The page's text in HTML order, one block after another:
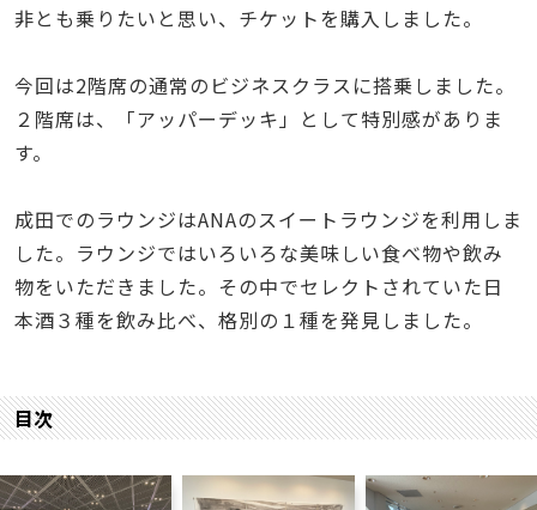
非とも乗りたいと思い、チケットを購入しました。
今回は2階席の通常のビジネスクラスに搭乗しました。
２階席は、「アッパーデッキ」として特別感がありま
す。
成田でのラウンジはANAのスイートラウンジを利用しま
した。ラウンジではいろいろな美味しい食べ物や飲み
物をいただきました。その中でセレクトされていた日
本酒３種を飲み比べ、格別の１種を発見しました。
目次